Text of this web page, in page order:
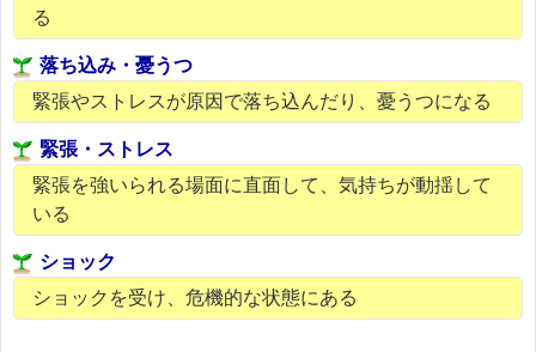
る
落ち込み・憂うつ
緊張やストレスが原因で落ち込んだり、憂うつになる
緊張・ストレス
緊張を強いられる場面に直面して、気持ちが動揺して
いる
ショック
ショックを受け、危機的な状態にある